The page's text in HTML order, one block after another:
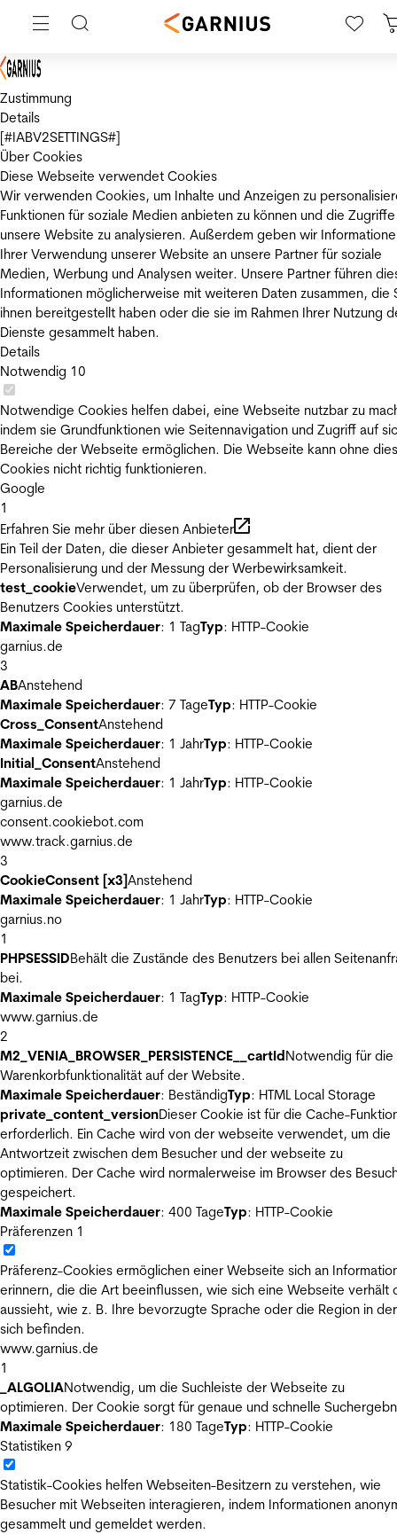
Zustimmung
Details
[#IABV2SETTINGS#]
Über Cookies
Diese Webseite verwendet Cookies
Wir verwenden Cookies, um Inhalte und Anzeigen zu
Funktionen für soziale Medien anbieten zu können und die
unsere Website zu analysieren. Außerdem geben wir
Ihrer Verwendung unserer Website an unsere Partner für soziale
Medien, Werbung und Analysen weiter. Unsere Partner führen
Informationen möglicherweise mit weiteren Daten zusammen, die
ihnen bereitgestellt haben oder die sie im Rahmen Ihrer Nutzung
Dienste gesammelt haben.
Details
Notwendig 10
Notwendige Cookies helfen dabei, eine Webseite nutzbar zu
indem sie Grundfunktionen wie Seitennavigation und Zugriff auf
Bereiche der Webseite ermöglichen. Die Webseite kann ohne
Cookies nicht richtig funktionieren.
Google
1
Erfahren Sie mehr über diesen Anbieter
Ein Teil der Daten, die dieser Anbieter gesammelt hat, dient der
Personalisierung und der Messung der Werbewirksamkeit.
test_cookieVerwendet, um zu überprüfen, ob der Browser des
Benutzers Cookies unterstützt.
Maximale Speicherdauer: 1 TagTyp: HTTP-Cookie
garnius.de
3
ABAnstehend
Maximale Speicherdauer: 7 TageTyp: HTTP-Cookie
Cross_ConsentAnstehend
Maximale Speicherdauer: 1 JahrTyp: HTTP-Cookie
Initial_ConsentAnstehend
Maximale Speicherdauer: 1 JahrTyp: HTTP-Cookie
garnius.de
consent.cookiebot.com
www.track.garnius.de
3
CookieConsent [x3]Anstehend
Maximale Speicherdauer: 1 JahrTyp: HTTP-Cookie
garnius.no
1
PHPSESSIDBehält die Zustände des Benutzers bei allen
bei.
Maximale Speicherdauer: 1 TagTyp: HTTP-Cookie
www.garnius.de
2
M2_VENIA_BROWSER_PERSISTENCE__cartIdNotwendig für die
Warenkorbfunktionalität auf der Website.
Maximale Speicherdauer: BeständigTyp: HTML Local Storage
private_content_versionDieser Cookie ist für die Cache-
erforderlich. Ein Cache wird von der webseite verwendet, um die
Antwortzeit zwischen dem Besucher und der webseite zu
optimieren. Der Cache wird normalerweise im Browser des
gespeichert.
Maximale Speicherdauer: 400 TageTyp: HTTP-Cookie
Präferenzen 1
Präferenz-Cookies ermöglichen einer Webseite sich an
erinnern, die die Art beeinflussen, wie sich eine Webseite verhält
aussieht, wie z. B. Ihre bevorzugte Sprache oder die Region in
sich befinden.
www.garnius.de
1
_ALGOLIANotwendig, um die Suchleiste der Webseite zu
optimieren. Der Cookie sorgt für genaue und schnelle
Maximale Speicherdauer: 180 TageTyp: HTTP-Cookie
Statistiken 9
Statistik-Cookies helfen Webseiten-Besitzern zu verstehen, wie
Besucher mit Webseiten interagieren, indem Informationen
gesammelt und gemeldet werden.